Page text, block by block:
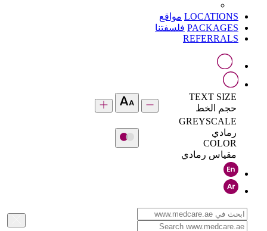
LOCATIONS مواقع
PACKAGES فلسفتنا
REFERRALS
TEXT SIZE
حجم الخط
GREYSCALE
رمادي
COLOR
مقياس رمادي